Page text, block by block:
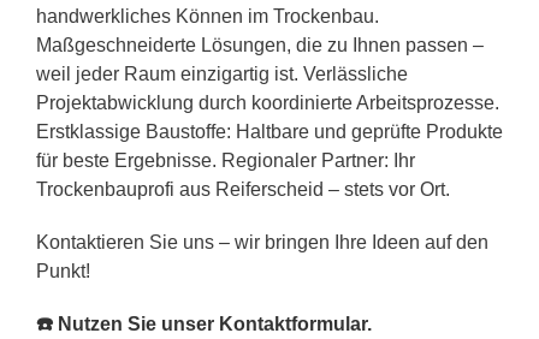
handwerkliches Können im Trockenbau.
Maßgeschneiderte Lösungen, die zu Ihnen passen –
weil jeder Raum einzigartig ist. Verlässliche
Projektabwicklung durch koordinierte Arbeitsprozesse.
Erstklassige Baustoffe: Haltbare und geprüfte Produkte
für beste Ergebnisse. Regionaler Partner: Ihr
Trockenbauprofi aus Reiferscheid – stets vor Ort.
Kontaktieren Sie uns – wir bringen Ihre Ideen auf den
Punkt!
☎️ Nutzen Sie unser Kontaktformular.